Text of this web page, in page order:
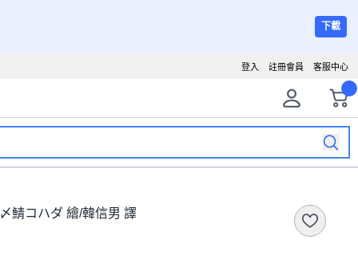
下載
客服中心
註冊會員
登入
鯖コハダ 繪/韓信男 譯